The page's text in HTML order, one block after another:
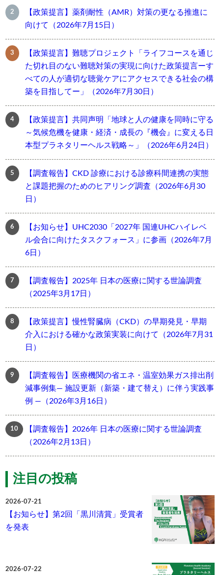
【政策提言】薬剤耐性（AMR）対策の更なる推進に
向けて（2026年7月15日）
【政策提言】難聴プロジェクト「ライフコースを通じ
た切れ目のない難聴対策の実現に向けた政策提言ーす
べての人が適切な聴覚ケアにアクセスできる社会の構
築を目指してー」（2026年7月30日）
【政策提言】共同声明「地球と人の健康を同時に守る
～気候危機を健康・経済・成長の『機会』に変える日
本型プラネタリーヘルス戦略～」（2026年6月24日）
【調査報告】CKD 診療における診療科間連携の実態
と課題把握のためのヒアリング調査（2026年6月30
日）
【お知らせ】UHC2030「2027年 国連UHCハイレベ
ル会合に向けたタスクフォース」に参画（2026年7月
6日）
【調査報告】2025年 日本の医療に関する世論調査
（2025年3月17日）
【政策提言】慢性腎臓病（CKD）の早期発見・早期
介入における確かな政策実装に向けて（2026年7月31
日）
【調査報告】医療機関の省エネ・温室効果ガス排出削
減事例集― 施設更新（新築・建て替え）に伴う実践事
例 ―（2026年3月16日）
【調査報告】2026年 日本の医療に関する世論調査
（2026年2月13日）
注目の投稿
2026-07-21
【お知らせ】第2回「黒川清賞」受賞者
を発表
2026-07-22